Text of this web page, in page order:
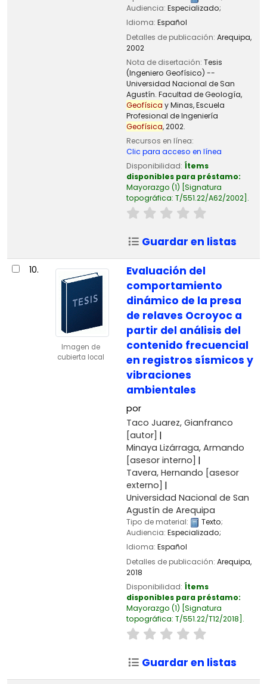
Audiencia: Especializado;
Idioma: Español
Detalles de publicación: Arequipa,
2002
Nota de disertación: Tesis
(Ingeniero Geofísico) --
Universidad Nacional de San
Agustín. Facultad de Geología,
Geofísica y Minas, Escuela
Profesional de Ingeniería
Geofísica, 2002.
Recursos en línea:
Clic para acceso en línea
Disponibilidad: Ítems
disponibles para préstamo:
Mayorazgo (1) Signatura
topográfica: T/551.22/A62/2002 .
Guardar en listas
10.
Imagen de
cubierta local
Evaluación del
comportamiento
dinámico de la presa
de relaves Ocroyoc a
partir del análisis del
contenido frecuencial
en registros sísmicos y
vibraciones
ambientales
por
Taco Juarez, Gianfranco
[autor]
Minaya Lizárraga, Armando
[asesor interno]
Tavera, Hernando [asesor
externo]
Universidad Nacional de San
Agustín de Arequipa
Tipo de material: Texto;
Audiencia: Especializado;
Idioma: Español
Detalles de publicación: Arequipa,
2018
Disponibilidad: Ítems
disponibles para préstamo:
Mayorazgo (1) Signatura
topográfica: T/551.22/T12/2018 .
Guardar en listas